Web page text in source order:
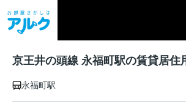
京王井の頭線 永福町駅の賃貸居住
永福町駅